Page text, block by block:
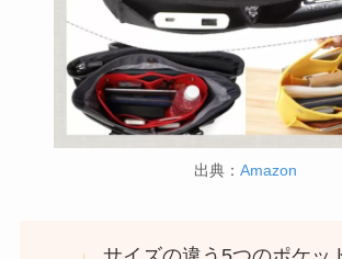
出典： Amazon